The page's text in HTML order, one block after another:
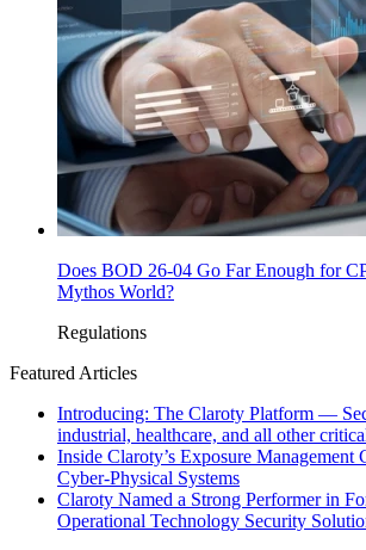
Does BOD 26-04 Go Far Enough for
Mythos World?
Regulations
Featured Articles
Introducing: The Claroty Platform —
industrial, healthcare, and all other
Inside Claroty’s Exposure Management
Cyber-Physical Systems
Claroty Named a Strong Performer in
Operational Technology Security